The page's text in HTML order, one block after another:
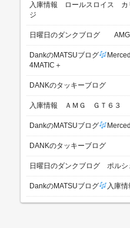
入庫情報 ロールスロイス カ
ジ
日曜日のダンクブログ
DankのMATSUブログ
4MATIC＋
DANKのタッキーブログ
入庫情報 ＡＭＧ ＧＴ６３
DankのMATSUブログ
DANKのタッキーブログ
日曜日のダンクブログ ポルシ
DankのMATSUブログ 入庫情